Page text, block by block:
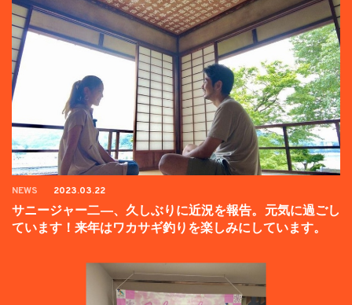
NEWS 2023.03.22
サニージャー二―、久しぶりに近況を報告。元気に過ごし
ています！来年はワカサギ釣りを楽しみにしています。